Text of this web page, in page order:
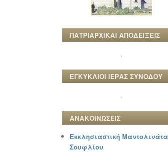
ΠΑΤΡΙΑΡΧΙΚΑΙ ΑΠΟΔΕΙΞΕΙΣ
ΕΓΚΥΚΛΙΟΙ ΙΕΡΑΣ ΣΥΝΟΔΟΥ
ΑΝΑΚΟΙΝΩΣΕΙΣ
Εκκλησιαστική Μαντολινάτα
Σουφλίου